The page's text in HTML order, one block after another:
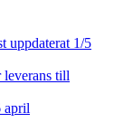
uppdaterat 1/5
till
april